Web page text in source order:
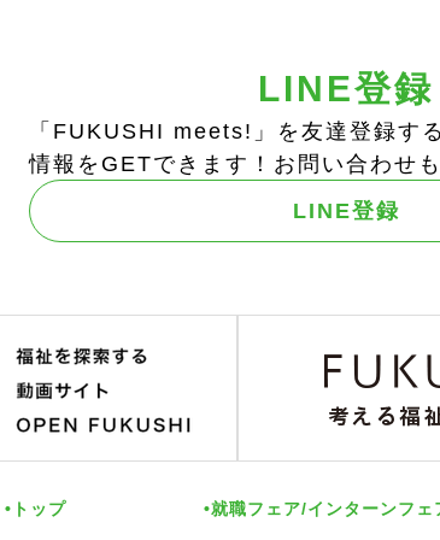
LINE登録
「FUKUSHI meets!」を友達登録す
情報をGETできます！お問い合わせ
LINE登録
トップ 就職フェア/インターンフェ